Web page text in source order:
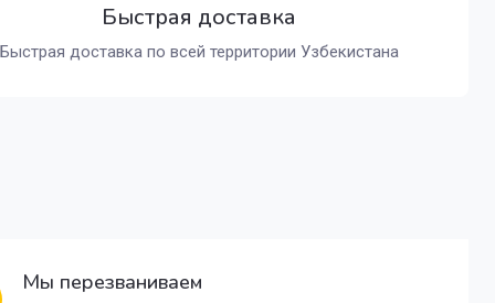
Быстрая доставка
Быстрая доставка по всей территории Узбекистана
Мы перезваниваем